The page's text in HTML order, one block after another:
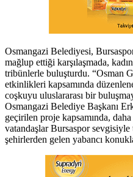
Osmangazi Belediyesi,
mağlup ettiği karşılaşmada,
tribünlerle buluşturdu. “Osman
etkinlikleri kapsamında
coşkuyu uluslararası bir
Osmangazi Belediye Başkanı
geçirilen proje kapsamında,
vatandaşlar Bursaspor sevgisiyle
şehirlerden gelen yabancı